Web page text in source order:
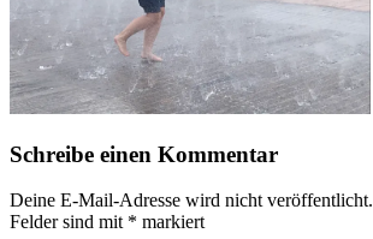
Schreibe einen Kommentar
Deine E-Mail-Adresse wird nicht veröffentlicht.
Felder sind mit * markiert